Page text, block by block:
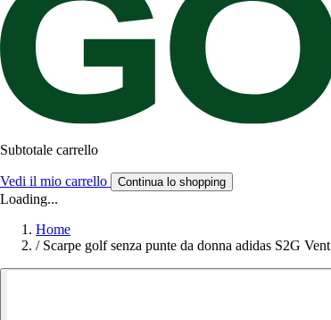
Subtotale carrello
Vedi il mio carrello Continua lo shopping
Loading...
Home
/ Scarpe golf senza punte da donna adidas S2G Vent